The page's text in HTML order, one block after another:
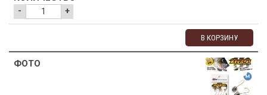
- +
В КОРЗИНУ